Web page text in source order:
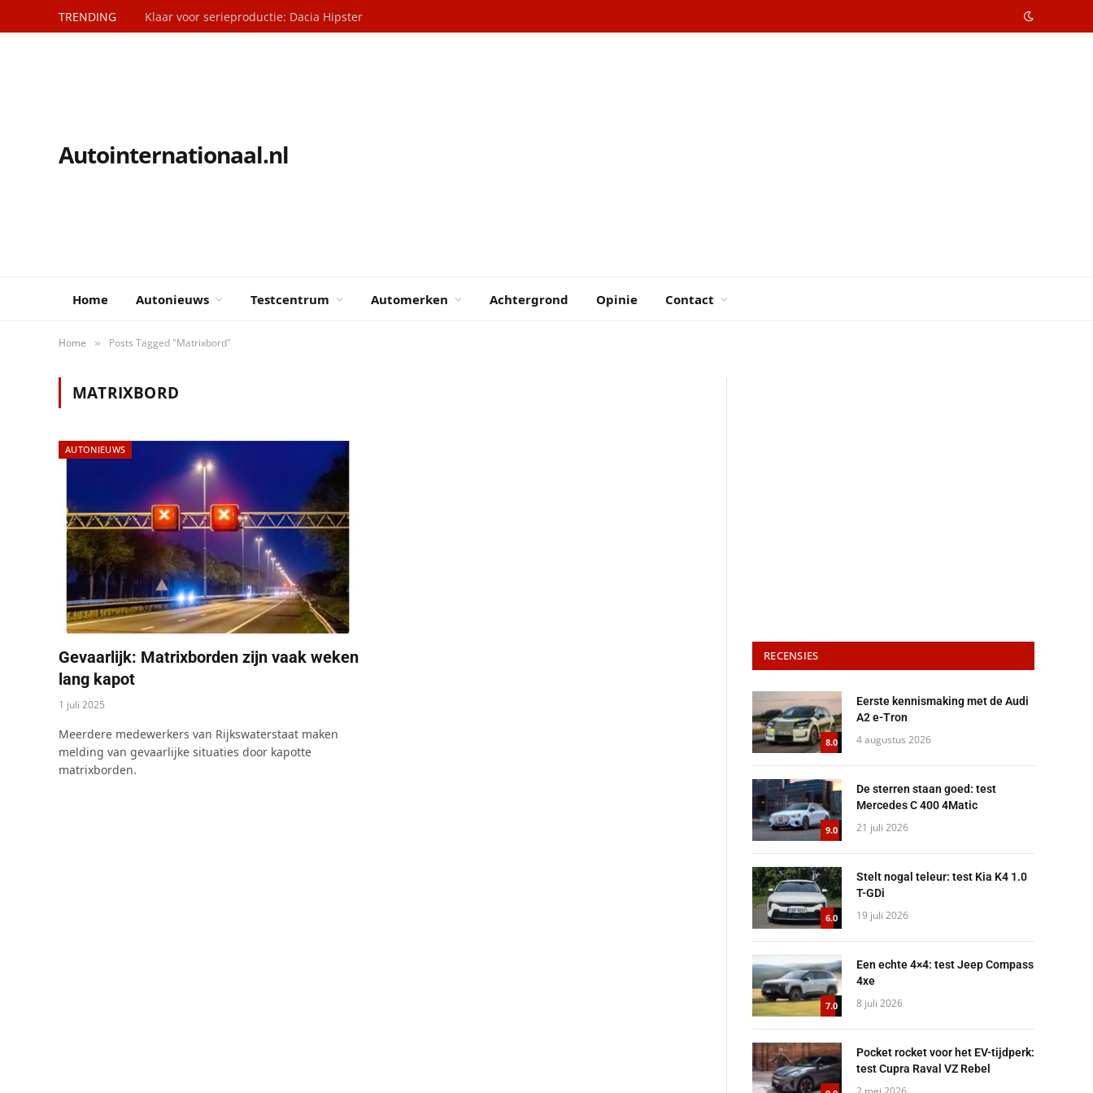
TRENDING Klaar voor serieproductie: Dacia Hipster
Autointernationaal.nl
Home Autonieuws Testcentrum Automerken Achtergrond Opinie Contact
Home » Posts Tagged "Matrixbord"
MATRIXBORD
AUTONIEUWS
Gevaarlijk: Matrixborden zijn vaak weken
lang kapot
1 juli 2025
Meerdere medewerkers van Rijkswaterstaat maken
melding van gevaarlijke situaties door kapotte
matrixborden.
RECENSIES
8.0
Eerste kennismaking met de Audi
A2 e-Tron
4 augustus 2026
9.0
De sterren staan goed: test
Mercedes C 400 4Matic
21 juli 2026
6.0
Stelt nogal teleur: test Kia K4 1.0
T-GDi
19 juli 2026
7.0
Een echte 4×4: test Jeep Compass
4xe
8 juli 2026
Pocket rocket voor het EV-tijdperk:
test Cupra Raval VZ Rebel